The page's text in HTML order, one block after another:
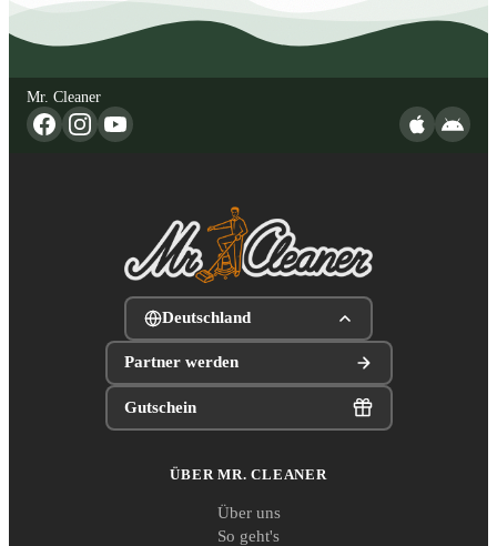
Mr. Cleaner
Deutschland
Partner werden
Gutschein
ÜBER MR. CLEANER
Über uns
So geht's